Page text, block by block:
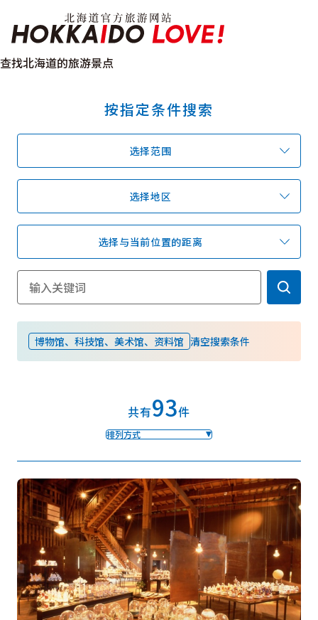
温泉
区域指南
预约
北海道简介
按旅游主题搜索
七个国立公园
邂逅美景
基础知识
YouT
ube gram
视频
使用条款
关于我们
链接
语言
查找北海道的旅游景点
按指定条件搜索
选择范围
选择地区
选择与当前位置的距离
博物馆、科技馆、美术馆、资料馆 清空搜索条件
共有93件
排列方式